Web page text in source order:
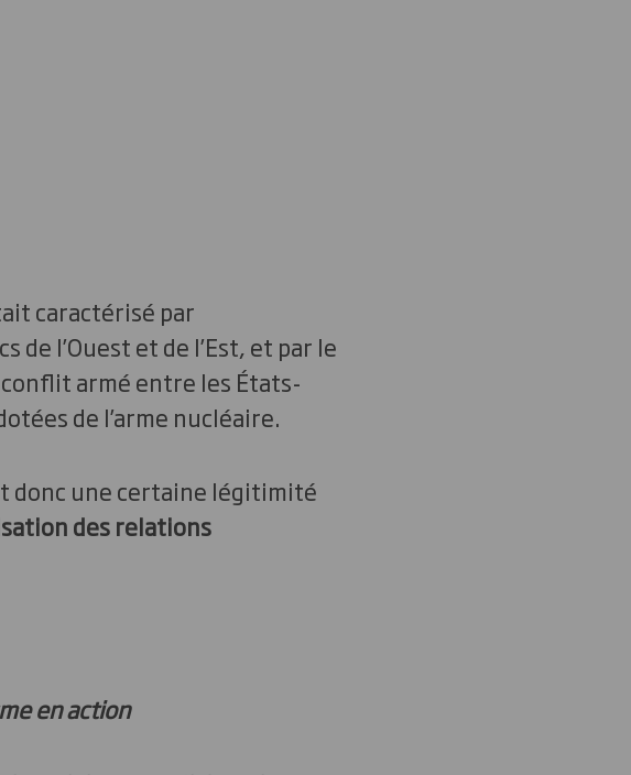
caractérisé par
l’Ouest et de l’Est, et par le
armé entre les États-
de l’arme nucléaire.
donc une certaine légitimité
des relations
en action